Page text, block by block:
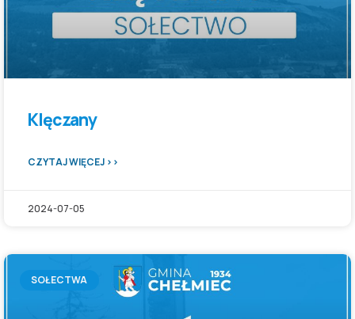
Klęczany
CZYTAJ WIĘCEJ >>
2024-07-05
SOŁECTWA